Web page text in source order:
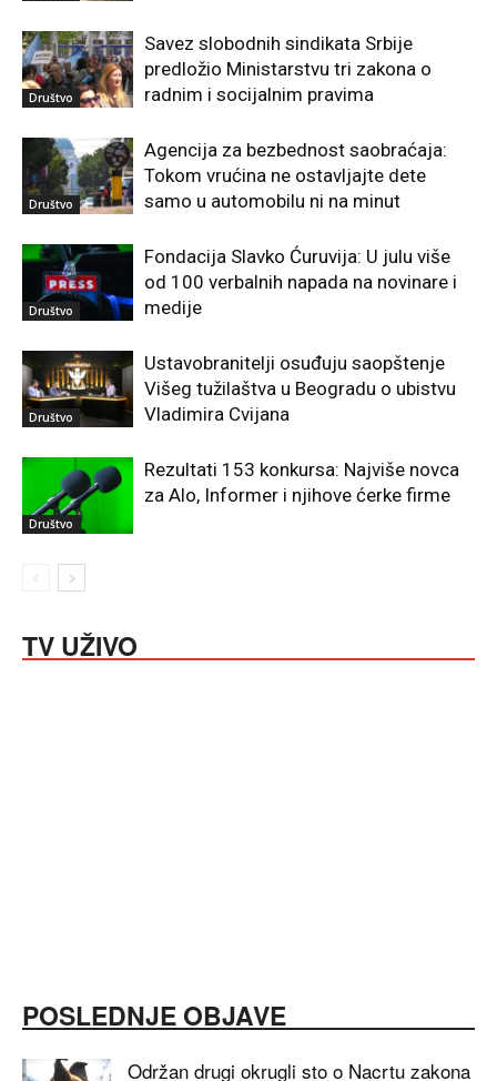
Društvo
Savez slobodnih sindikata Srbije
predložio Ministarstvu tri zakona o
radnim i socijalnim pravima
Društvo
Agencija za bezbednost saobraćaja:
Tokom vrućina ne ostavljajte dete
samo u automobilu ni na minut
Društvo
Fondacija Slavko Ćuruvija: U julu više
od 100 verbalnih napada na novinare i
medije
Društvo
Ustavobranitelji osuđuju saopštenje
Višeg tužilaštva u Beogradu o ubistvu
Vladimira Cvijana
Društvo
Rezultati 153 konkursa: Najviše novca
za Alo, Informer i njihove ćerke firme
TV UŽIVO
POSLEDNJE OBJAVE
Održan drugi okrugli sto o Nacrtu zakona